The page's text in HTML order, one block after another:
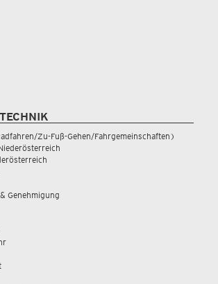
Zu-Fuß-Gehen/Fahrgemeinschaften)
Genehmigung